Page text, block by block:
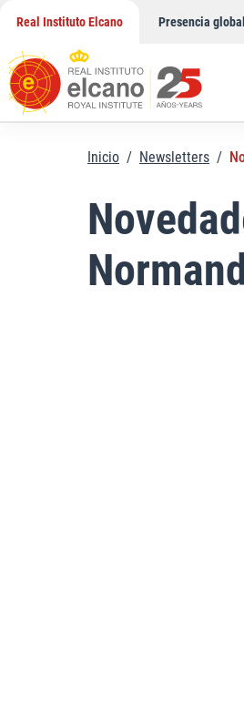
contenido
Real Instituto Elcano Presencia global
Inicio / Newsletters /